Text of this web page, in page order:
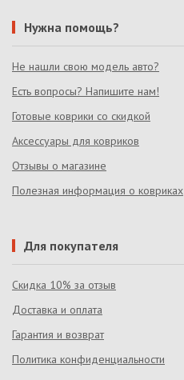
Нужна помощь?
Не нашли свою модель авто?
Есть вопросы? Напишите нам!
Готовые коврики со скидкой
Аксессуары для ковриков
Отзывы о магазине
Полезная информация о ковриках
Для покупателя
Скидка 10% за отзыв
Доставка и оплата
Гарантия и возврат
Политика конфиденциальности